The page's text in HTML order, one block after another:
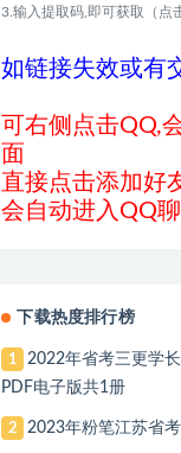
3.输入提取码,即可获取（点
如链接失效或有
可右侧点击QQ,
面
直接点击添加好
会自动进入QQ
下载热度排行榜
1
2022年省考三更学
PDF电子版共1册
2 2023年粉笔江苏省